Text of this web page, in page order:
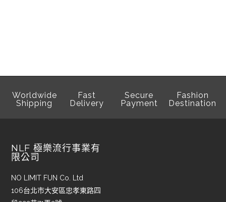
Worldwide
Shipping
Fast
Delivery
Secure
Payment
Fashion
Destination
NLF 極樂流行事業有
限公司
NO LIMIT FUN Co. Ltd
106台北市大安區忠孝東路四